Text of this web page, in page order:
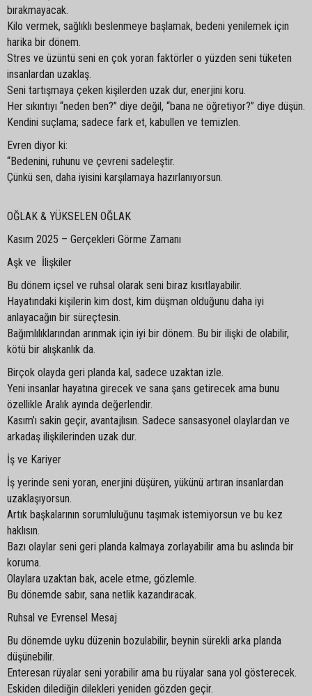
bırakmayacak.
Kilo vermek, sağlıklı beslenmeye başlamak, bedeni yenilemek için
harika bir dönem.
Stres ve üzüntü seni en çok yoran faktörler o yüzden seni tüketen
insanlardan uzaklaş.
Seni tartışmaya çeken kişilerden uzak dur, enerjini koru.
Her sıkıntıyı “neden ben?” diye değil, “bana ne öğretiyor?” diye düşün.
Kendini suçlama; sadece fark et, kabullen ve temizlen.
Evren diyor ki:
“Bedenini, ruhunu ve çevreni sadeleştir.
Çünkü sen, daha iyisini karşılamaya hazırlanıyorsun.
OĞLAK & YÜKSELEN OĞLAK
Kasım 2025 – Gerçekleri Görme Zamanı
Aşk ve İlişkiler
Bu dönem içsel ve ruhsal olarak seni biraz kısıtlayabilir.
Hayatındaki kişilerin kim dost, kim düşman olduğunu daha iyi
anlayacağın bir süreçtesin.
Bağımlılıklarından arınmak için iyi bir dönem. Bu bir ilişki de olabilir,
kötü bir alışkanlık da.
Birçok olayda geri planda kal, sadece uzaktan izle.
Yeni insanlar hayatına girecek ve sana şans getirecek ama bunu
özellikle Aralık ayında değerlendir.
Kasım’ı sakin geçir, avantajlısın. Sadece sansasyonel olaylardan ve
arkadaş ilişkilerinden uzak dur.
İş ve Kariyer
İş yerinde seni yoran, enerjini düşüren, yükünü artıran insanlardan
uzaklaşıyorsun.
Artık başkalarının sorumluluğunu taşımak istemiyorsun ve bu kez
haklısın.
Bazı olaylar seni geri planda kalmaya zorlayabilir ama bu aslında bir
koruma.
Olaylara uzaktan bak, acele etme, gözlemle.
Bu dönemde sabır, sana netlik kazandıracak.
Ruhsal ve Evrensel Mesaj
Bu dönemde uyku düzenin bozulabilir, beynin sürekli arka planda
düşünebilir.
Enteresan rüyalar seni yorabilir ama bu rüyalar sana yol gösterecek.
Eskiden dilediğin dilekleri yeniden gözden geçir.